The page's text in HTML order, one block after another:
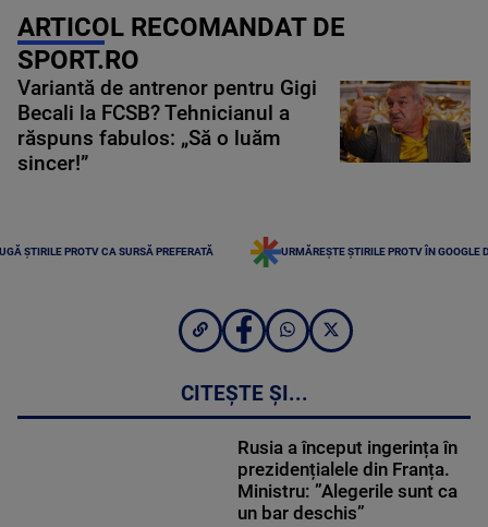
ARTICOL RECOMANDAT DE
SPORT.RO
Variantă de antrenor pentru Gigi
Becali la FCSB? Tehnicianul a
răspuns fabulos: „Să o luăm
sincer!”
ȘTIRILE PROTV CA SURSĂ PREFERATĂ URMĂREȘTE ȘTIRILE PROTV ÎN GOOGLE
CITEȘTE ȘI...
Rusia a început ingerința în
prezidențialele din Franța.
Ministru: ”Alegerile sunt ca
un bar deschis”